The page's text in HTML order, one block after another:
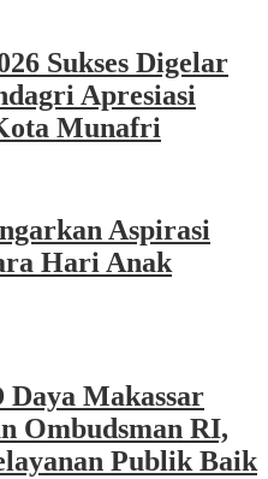
Sukses Digelar
Apresiasi
Munafri
Aspirasi
Hari Anak
Daya Makassar
Ombudsman RI,
Publik Baik